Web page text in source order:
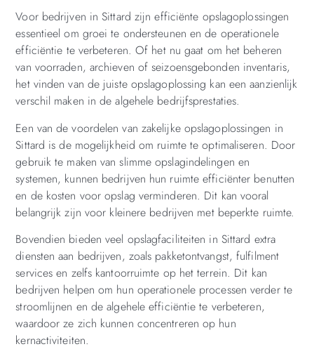
Voor bedrijven in Sittard zijn efficiënte opslagoplossingen
essentieel om groei te ondersteunen en de operationele
efficiëntie te verbeteren. Of het nu gaat om het beheren
van voorraden, archieven of seizoensgebonden inventaris,
het vinden van de juiste opslagoplossing kan een aanzienlijk
verschil maken in de algehele bedrijfsprestaties.
Een van de voordelen van zakelijke opslagoplossingen in
Sittard is de mogelijkheid om ruimte te optimaliseren. Door
gebruik te maken van slimme opslagindelingen en
systemen, kunnen bedrijven hun ruimte efficiënter benutten
en de kosten voor opslag verminderen. Dit kan vooral
belangrijk zijn voor kleinere bedrijven met beperkte ruimte.
Bovendien bieden veel opslagfaciliteiten in Sittard extra
diensten aan bedrijven, zoals pakketontvangst, fulfilment
services en zelfs kantoorruimte op het terrein. Dit kan
bedrijven helpen om hun operationele processen verder te
stroomlijnen en de algehele efficiëntie te verbeteren,
waardoor ze zich kunnen concentreren op hun
kernactiviteiten.